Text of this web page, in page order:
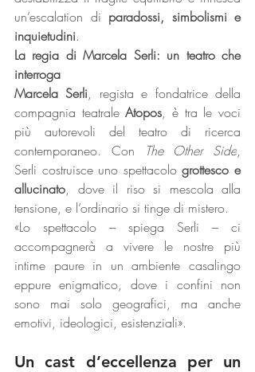
un’escalation di paradossi, simbolismi e
inquietudini.
La regia di Marcela Serli: un teatro che
interroga
Marcela Serli, regista e fondatrice della
compagnia teatrale Atopos, è tra le voci
più autorevoli del teatro di ricerca
contemporaneo. Con
The Other Side,
Serli costruisce uno spettacolo grottesco e
allucinato, dove il riso si mescola alla
tensione, e l’ordinario si tinge di mistero.
«Lo spettacolo – spiega Serli – ci
accompagnerà a vivere le nostre più
intime paure in un ambiente casalingo
eppure enigmatico, dove i confini non
sono mai solo geografici, ma anche
emotivi, ideologici, esistenziali».
Un cast d’eccellenza per un